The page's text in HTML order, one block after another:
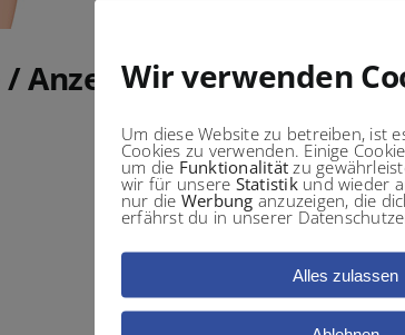
Anzeichen, Therapien
Wir verwenden
Um diese Website zu betreiben, ist
Cookies zu verwenden. Einige
um die Funktionalität zu
wir für unsere Statistikund wieder
nur die Werbung anzuzeigen, die
erfährst du in unserer
Alles zulassen